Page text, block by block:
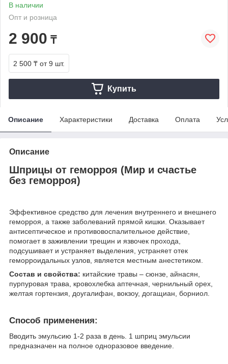
В наличии
Опт и розница
2 900 ₸
2 500 ₸ от 9 шт.
Купить
Описание Характеристики Доставка Оплата
Описание
Шприцы от геморроя (Мир и счастье
без геморроя)
Эффективное средство для лечения внутреннего и внешнего
геморроя, а также заболеваний прямой кишки. Оказывает
антисептическое и противовоспалительное действие,
помогает в заживлении трещин и язвочек прохода,
подсушивает и устраняет выделения, устраняет отек
геморроидальных узлов, является местным анестетиком.
Состав и свойства: китайские травы – сюнзе, айнасян,
пурпуровая трава, кровохлебка аптечная, чернильный орех,
желтая гортензия, доугалифан, вокзоу, догащиан, борниол.
Способ применения:
Вводить эмульсию 1-2 раза в день. 1 шприц эмульсии
предназначен на полное одноразовое введение.